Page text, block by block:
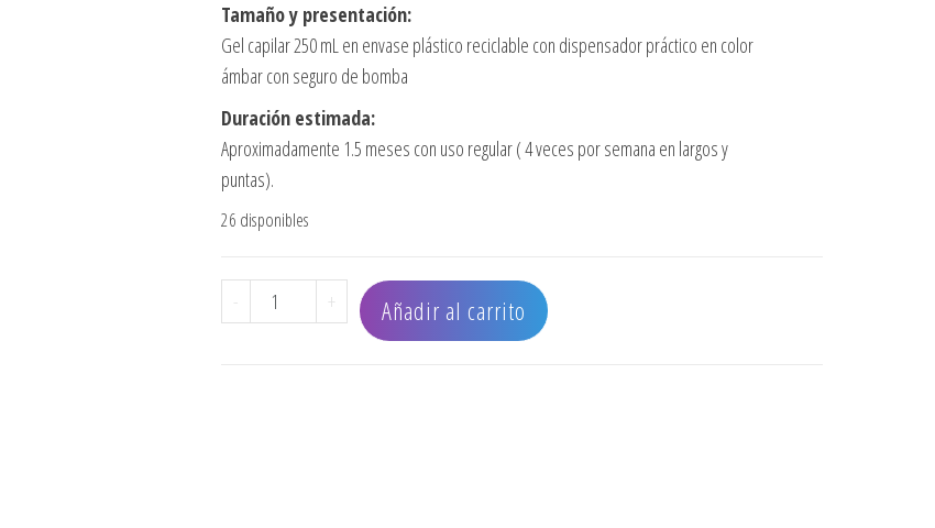
Tamaño y presentación:
Gel capilar 250 mL en envase plástico reciclable con dispensador práctico en color
ámbar con seguro de bomba
Duración estimada:
Aproximadamente 1.5 meses con uso regular ( 4 veces por semana en largos y
puntas).
26 disponibles
- SPRAY ANTI FRIZZ ORIBIO GLOW RESISTANT 250ml cantidad
+ Añadir al carrito